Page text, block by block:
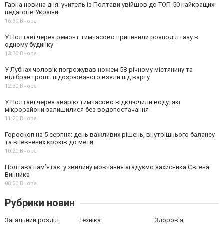
Гарна новина дня: учитель із Полтави увійшов до ТОП-50 найкращих
педагогів України
16:30, Вчора
У Полтаві через ремонт тимчасово припинили розподіл газу в
одному будинку
13:30, Вчора
У Лубнах чоловік погрожував ножем 58-річному містянину та
відібрав гроші: підозрюваного взяли під варту
12:30, Вчора
У Полтаві через аварію тимчасово відключили воду: які
мікрорайони залишилися без водопостачання
11:20, Вчора
Гороскоп на 5 серпня: день важливих рішень, внутрішнього балансу
та впевнених кроків до мети
10:20, Вчора
Полтава пам’ятає: у хвилину мовчання згадуємо захисника Євгена
Винника
08:50, Вчора
Рубрики новин
Загальний розділ Техніка Здоров'я